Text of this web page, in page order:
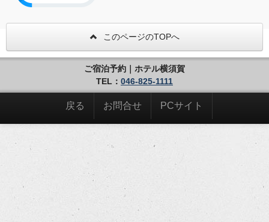
このページのTOPへ
ご宿泊予約｜ホテル横須賀
TEL： 046-825-1111
戻る お問合せ PCサイト